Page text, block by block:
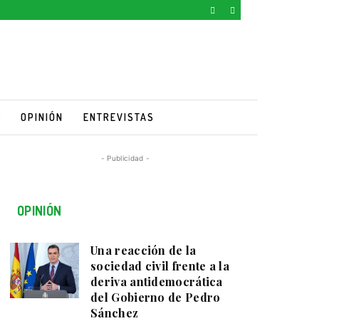
OPINIÓN ENTREVISTAS
- Publicidad -
OPINIÓN
Una reacción de la
sociedad civil frente a la
deriva antidemocrática
del Gobierno de Pedro
Sánchez